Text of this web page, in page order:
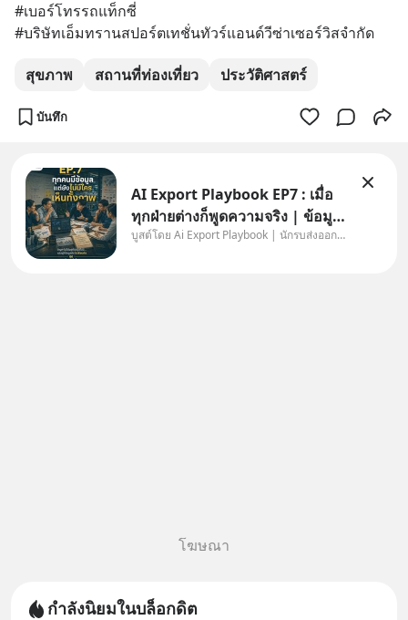
#เบอร์โทรรถแท็กซี่
#บริษัทเอ็มทรานสปอร์ตเทชั่นทัวร์แอนด์วีซ่าเซอร์วิสจำกัด
สุขภาพ สถานที่ท่องเที่ยว ประวัติศาสตร์
บันทึก
AI Export Playbook EP7 : เมื่อ
ทุกฝ่ายต่างก็พูดความจริง | ข้อมูล
ไม่ได้โกหก แต่คนเราเลือกมอง
บูสต์โดย Ai Export Playbook | นักรบส่งออกยุค AI
โฆษณา
กำลังนิยมในบล็อกดิต